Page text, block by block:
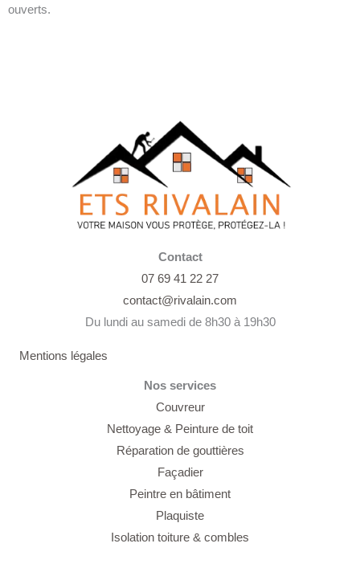
ouverts.
Contact
07 69 41 22 27
contact@rivalain.com
Du lundi au samedi de 8h30 à 19h30
Mentions légales
Nos services
Couvreur
Nettoyage & Peinture de toit
Réparation de gouttières
Façadier
Peintre en bâtiment
Plaquiste
Isolation toiture & combles